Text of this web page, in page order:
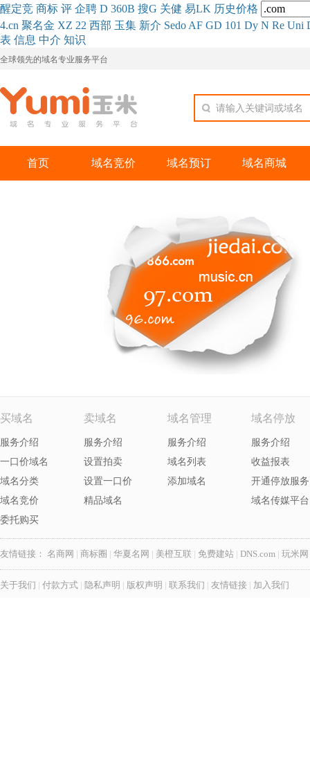
醒定竞 商标 评 企聘 D 360B 搜G 关健 易LK 历史价格
4.cn 聚名金 XZ 22 西部 玉集 新介 Sedo AF GD 101 Dy N Re Uni
表 信息 中介 知识